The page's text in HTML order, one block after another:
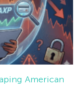
American